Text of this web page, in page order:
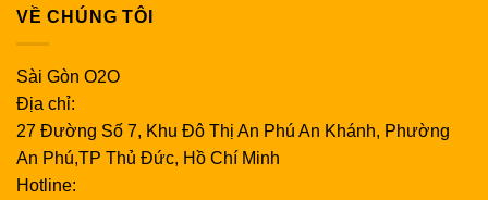
VỀ CHÚNG TÔI
Sài Gòn O2O
Địa chỉ:
27 Đường Số 7, Khu Đô Thị An Phú An Khánh, Phường
An Phú,TP Thủ Đức, Hồ Chí Minh
Hotline: